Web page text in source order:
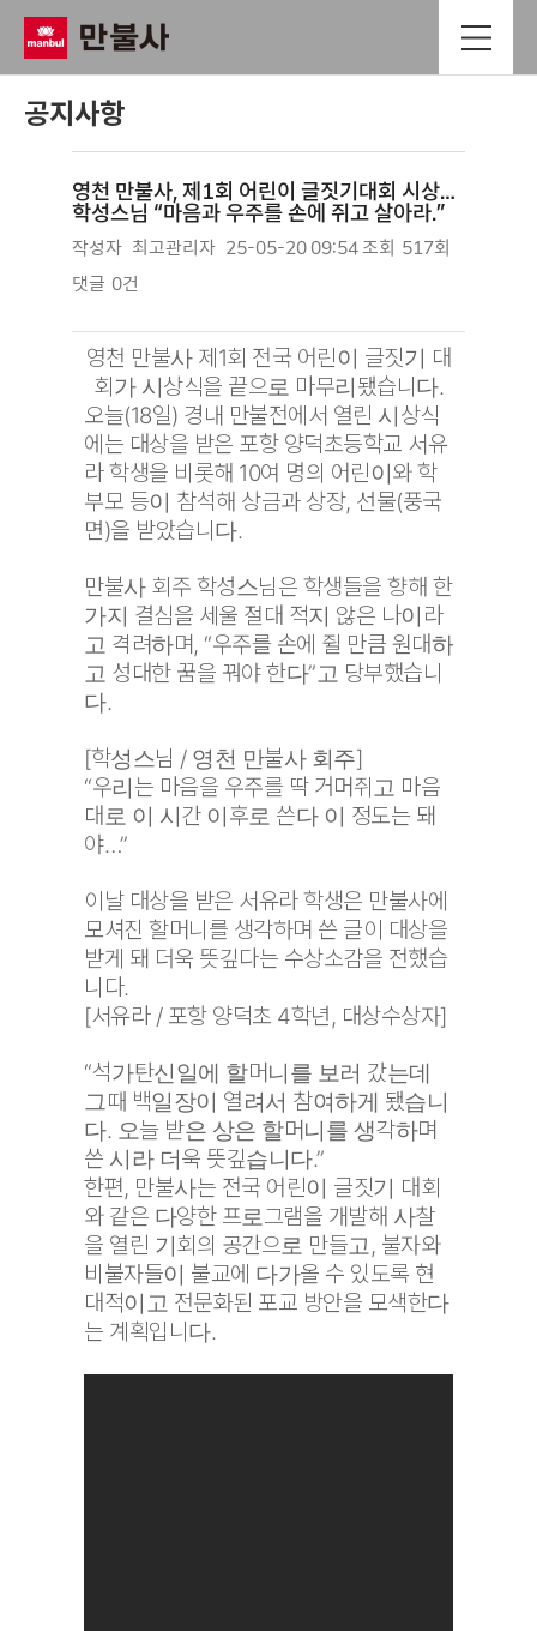
공지사항
영천 만불사, 제1회 어린이 글짓기대회 시상…
학성스님 “마음과 우주를 손에 쥐고 살아라.”
작성자 최고관리자 25-05-20 09:54조회 517회
댓글 0건
본문
영천 만불사 제1회 전국 어린이 글짓기 대
회가 시상식을 끝으로 마무리됐습니다.
오늘(18일) 경내 만불전에서 열린 시상식
에는 대상을 받은 포항 양덕초등학교 서유
라 학생을 비롯해 10여 명의 어린이와 학
부모 등이 참석해 상금과 상장, 선물(풍국
면)을 받았습니다.
만불사 회주 학성스님은 학생들을 향해 한
가지 결심을 세울 절대 적지 않은 나이라
고 격려하며, “우주를 손에 쥘 만큼 원대하
고 성대한 꿈을 꿔야 한다”고 당부했습니
다.
[학성스님 / 영천 만불사 회주]
“우리는 마음을 우주를 딱 거머쥐고 마음
대로 이 시간 이후로 쓴다 이 정도는 돼
야…”
이날 대상을 받은 서유라 학생은 만불사에
모셔진 할머니를 생각하며 쓴 글이 대상을
받게 돼 더욱 뜻깊다는 수상소감을 전했습
니다.
[서유라 / 포항 양덕초 4학년, 대상수상자]
“석가탄신일에 할머니를 보러 갔는데
그때 백일장이 열려서 참여하게 됐습니
다. 오늘 받은 상은 할머니를 생각하며
쓴 시라 더욱 뜻깊습니다.”
한편, 만불사는 전국 어린이 글짓기 대회
와 같은 다양한 프로그램을 개발해 사찰
을 열린 기회의 공간으로 만들고, 불자와
비불자들이 불교에 다가올 수 있도록 현
대적이고 전문화된 포교 방안을 모색한다
는 계획입니다.